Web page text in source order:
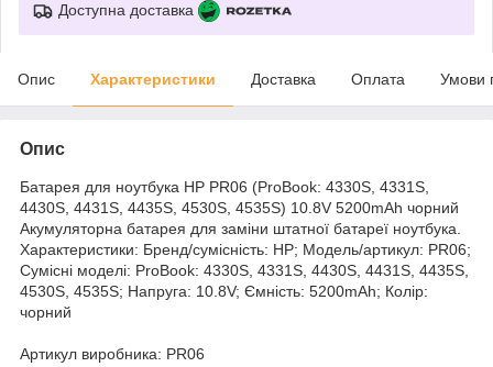
Доступна доставка
Опис Характеристики Доставка Оплата Умови
Опис
Батарея для ноутбука HP PR06 (ProBook: 4330S, 4331S,
4430S, 4431S, 4435S, 4530S, 4535S) 10.8V 5200mAh чорний
Акумуляторна батарея для заміни штатної батареї ноутбука.
Характеристики: Бренд/сумісність: HP; Модель/артикул: PR06;
Сумісні моделі: ProBook: 4330S, 4331S, 4430S, 4431S, 4435S,
4530S, 4535S; Напруга: 10.8V; Ємність: 5200mAh; Колір:
чорний
Артикул виробника: PR06